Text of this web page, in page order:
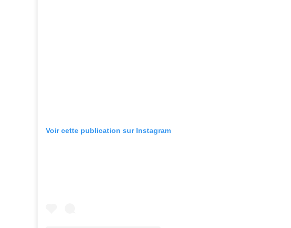
Voir cette publication sur Instagram